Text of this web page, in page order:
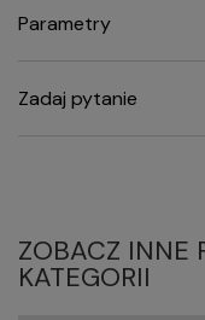
Parametry
Zadaj pytanie
ZOBACZ INNE
KATEGORII